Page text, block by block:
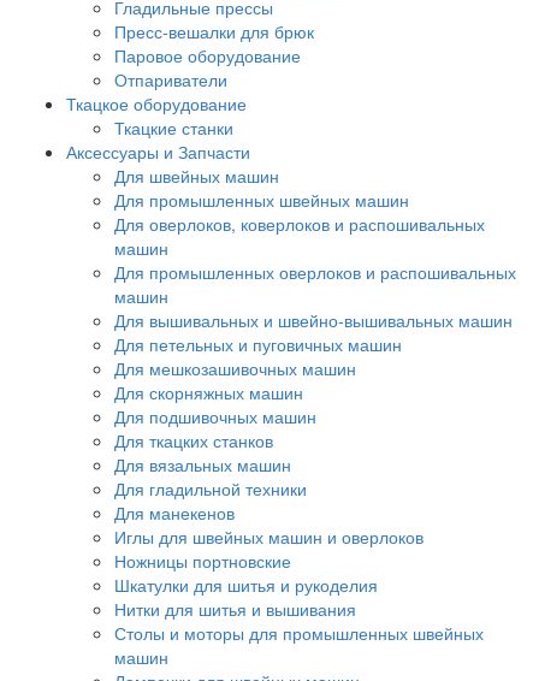
Гладильные прессы
Пресс-вешалки для брюк
Паровое оборудование
Отпариватели
Ткацкое оборудование
Ткацкие станки
Аксессуары и Запчасти
Для швейных машин
Для промышленных швейных машин
Для оверлоков, коверлоков и распошивальных
машин
Для промышленных оверлоков и распошивальных
машин
Для вышивальных и швейно-вышивальных машин
Для петельных и пуговичных машин
Для мешкозашивочных машин
Для скорняжных машин
Для подшивочных машин
Для ткацких станков
Для вязальных машин
Для гладильной техники
Для манекенов
Иглы для швейных машин и оверлоков
Ножницы портновские
Шкатулки для шитья и рукоделия
Нитки для шитья и вышивания
Столы и моторы для промышленных швейных
машин